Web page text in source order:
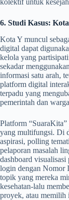
6. Studi Kasus:
Kota Y muncul
digital dapat
kelola yang
sekadar
informasi satu arah,
platform digital
terpadu yang
pemerintah dan
Platform
yang multifungsi. Di
aspirasi, polling
pelaporan masalah
dashboard
login dengan Nomor
topik yang mereka
kesehatan-lalu
proyek, atau memilih